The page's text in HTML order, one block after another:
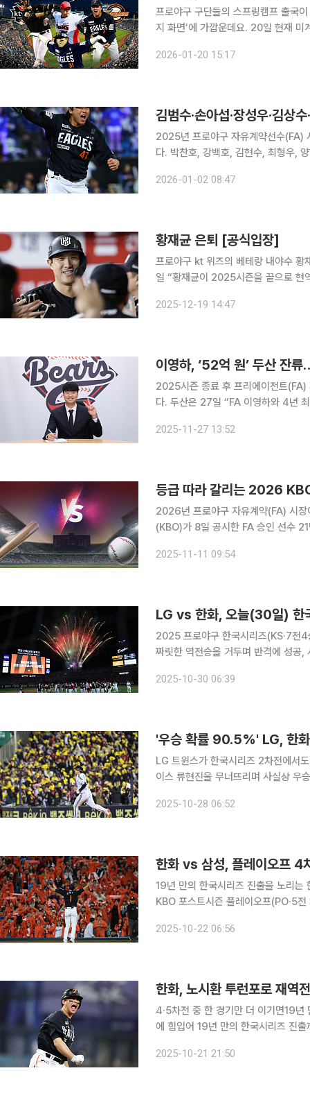
프로야구 구단들의 스프링캠프 출국
지 화면’에 가깝운데요. 20일 현재
전력 구상이 사실상 윤곽을 드러낸 가
2026-01-20 15:17
김범수·손아섭·장성우·김상
2025년 프로야구 자유계약선수(FA)
다. 박찬호, 강백호, 김현수, 최형우,
김범수(한화 이글스), 김상수(롯데 자
2026-01-02 08:47
황재균 은퇴 [공식입장]
프로야구 kt 위즈의 베테랑 내야수 황재
일 “황재균이 2025시즌을 끝으로 현
2025-12-19 14:47
이영하, ‘52억 원’ 두산 잔
2025시즌 종료 후 프리에이전트(FA)
다. 두산은 27일 “FA 이영하와 4년 최대 52억 원(계약금 23억 원·연봉 총액 23억 원·인센티브 6
해 802⅓이닝을 소화하며 60승 46
2025-11-27 13:52
등급 따라 갈리는 2026
2026년 프로야구 자유계약(FA) 시장
(KBO)가 8일 공시한 FA 승인 선수
시장의 최대 관심사는 강백호(kt 위즈
2025-11-11 09:54
LG vs 한화, 오늘(30일) 한
2025 프로야구 한국시리즈(KS·7전
짜릿한 역전승을 거두며 반격에 성공, 시리즈
린다. 경기는 KBS2가 생중계한다. 올
2025-10-30 06:39
'우승 확률 90.5%' LG, 한
LG 트윈스가 한국시리즈 2차전에서
이스 류현진을 무너뜨리며 사실상 우승에 유리한 고지
전 8대2 승리에 이어 이틀 연속 완승
2025-10-28 06:52
한화 vs 삼성, 플레이오프 4
19년 만의 한국시리즈 진출을 노리는 한화와
KBO 포스트시즌 플레이오프(PO·5
생중계한다. 한국시리즈 개막일은 당
2025-10-22 06:56
한화, 노시환 투런포로 재역
4·5차전 중 한 경기만 더 이기면19년 만에 한국시리즈로 한화 이
에 힘입어 19년 만의 한국시리즈 진출까지 단 1승만을 남
온즈를 5-4로 꺾었다. 이로써 시리즈
2025-10-21 21:50